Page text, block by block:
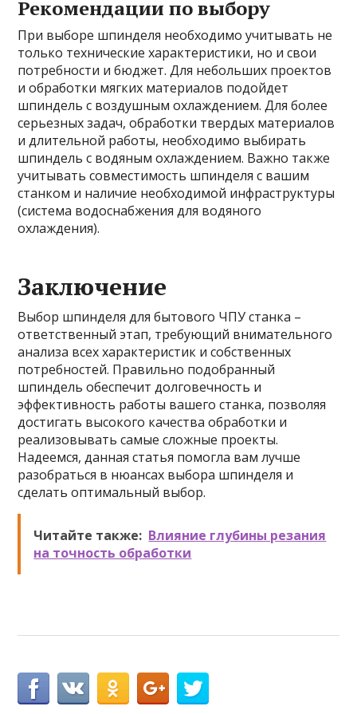
Рекомендации по выбору
При выборе шпинделя необходимо учитывать не
только технические характеристики, но и свои
потребности и бюджет. Для небольших проектов
и обработки мягких материалов подойдет
шпиндель с воздушным охлаждением. Для более
серьезных задач, обработки твердых материалов
и длительной работы, необходимо выбирать
шпиндель с водяным охлаждением. Важно также
учитывать совместимость шпинделя с вашим
станком и наличие необходимой инфраструктуры
(система водоснабжения для водяного
охлаждения).
Заключение
Выбор шпинделя для бытового ЧПУ станка –
ответственный этап, требующий внимательного
анализа всех характеристик и собственных
потребностей. Правильно подобранный
шпиндель обеспечит долговечность и
эффективность работы вашего станка, позволяя
достигать высокого качества обработки и
реализовывать самые сложные проекты.
Надеемся, данная статья помогла вам лучше
разобраться в нюансах выбора шпинделя и
сделать оптимальный выбор.
Читайте также: Влияние глубины резания
на точность обработки